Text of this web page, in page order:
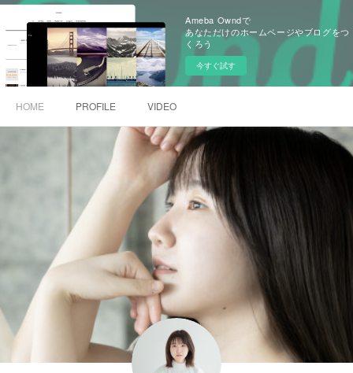
Ameba Owndで
あなただけのホームページやブログをつ
くろう
今すぐ試す
HOME PROFILE VIDEO